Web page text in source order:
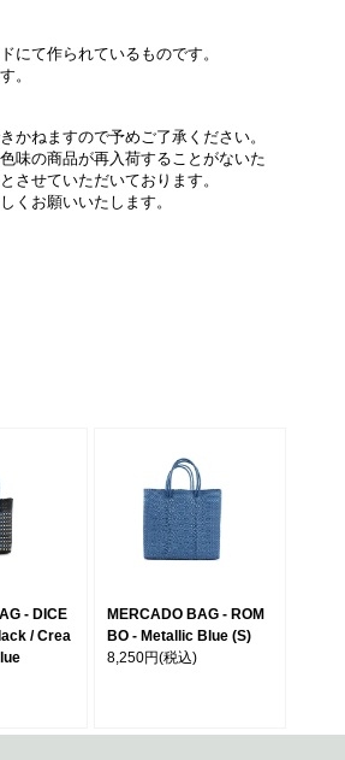
にて作られているものです。
。
かねますので予めご了承ください。
味の商品が再入荷することがないた
させていただいております。
くお願いいたします。
- DICE
/ Crea
MERCADO BAG - ROM
BO - Metallic Blue (S)
8,250円(税込)